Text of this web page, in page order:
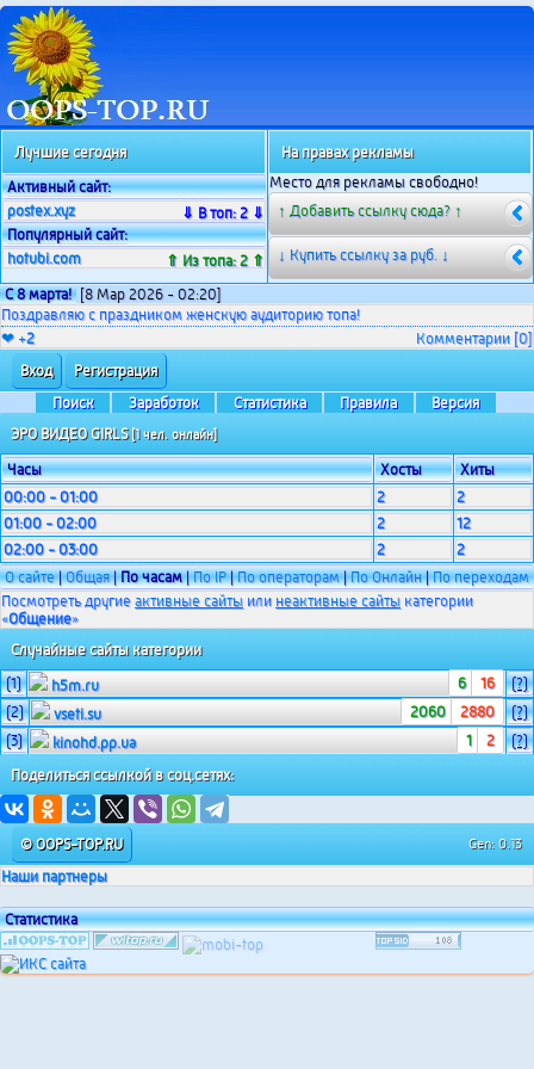
Лучшие сегодня
Активный сайт:
postex.xyz
⇓ В топ: 2 ⇓
Популярный сайт:
hotubi.com
⇑ Из топа: 2 ⇑
На правах рекламы
Место для рекламы свободно!
↑ Добавить ссылку сюда? ↑
↓ Купить ссылку за руб. ↓
С 8 марта! [8 Мар 2026 - 02:20]
Поздравляю с праздником женскую аудиторию топа!
Комментарии [0]
❤ +2
Вход
Регистрация
Поиск
Заработок Статистика Правила
Версия
ЭРО ВИДЕО GIRLS [1 чел. онлайн]
Часы Хосты
Хиты
00:00 - 01:00
2
2
01:00 - 02:00
2
12
02:00 - 03:00
2
2
О сайте|Общая|По часам|По IP|По операторам|По Онлайн|По переходам
Посмотреть другие активные сайты или неактивные сайты категории
«Общение»
Случайные сайты категории
(1)
h5m.ru 6 16
(?)
(2)
vseti.su 2060 2880
(?)
(3)
kinohd.pp.ua 1 2
(?)
Поделиться ссылкой в соц.сетях:
© OOPS-TOP.RU Gen: 0.13
Наши партнеры
Статистика